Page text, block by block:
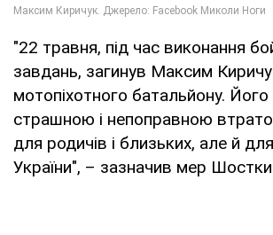
"22 травня, під час виконання
завдань, загинув Максим
мотопіхотного батальйону.
страшною і непоправною
для родичів і близьких, але й для
України", – зазначив мер